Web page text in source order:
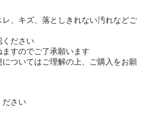
レ、キズ、落としきれない汚れなどご
ください
ますのでご了承願います
ついてはご理解の上、ご購入をお願
ださい